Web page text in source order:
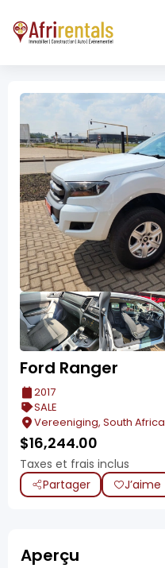
Ford Ranger
2017
SALE
Vereeniging, South Africa
$16,244.00
Taxes et frais inclus
Partager
J’aime
Aperçu